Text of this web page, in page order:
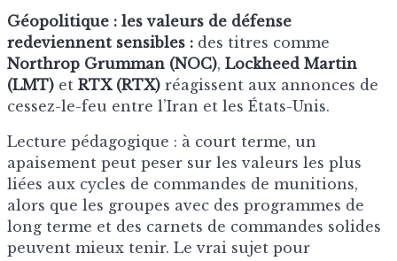
Géopolitique : les valeurs de défense
redeviennent sensibles : des titres comme
Northrop Grumman (NOC), Lockheed Martin
(LMT) et RTX (RTX) réagissent aux annonces de
cessez-le-feu entre l’Iran et les États-Unis.
Lecture pédagogique : à court terme, un
apaisement peut peser sur les valeurs les plus
liées aux cycles de commandes de munitions,
alors que les groupes avec des programmes de
long terme et des carnets de commandes solides
peuvent mieux tenir. Le vrai sujet pour